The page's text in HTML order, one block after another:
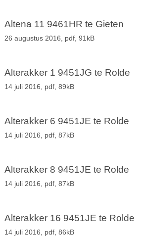
Altena 11 9461HR te Gieten
26 augustus 2016, pdf, 91kB
Alterakker 1 9451JG te Rolde
14 juli 2016, pdf, 89kB
Alterakker 6 9451JE te Rolde
14 juli 2016, pdf, 87kB
Alterakker 8 9451JE te Rolde
14 juli 2016, pdf, 87kB
Alterakker 16 9451JE te Rolde
14 juli 2016, pdf, 86kB